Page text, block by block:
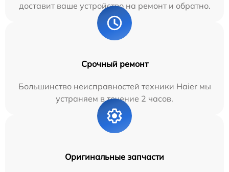
доставит ваше устройство на ремонт и обратно.
Срочный ремонт
Большинство неисправностей техники Haier мы
устраняем в течение 2 часов.
Оригинальные запчасти